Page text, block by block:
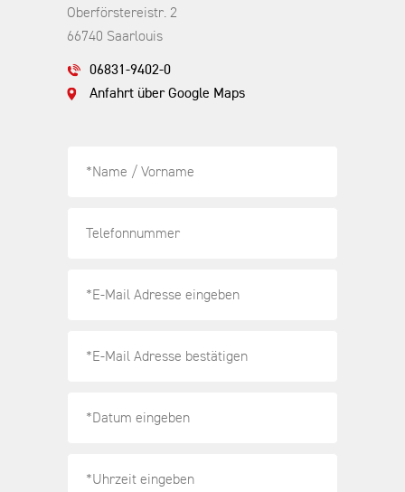
Oberförstereistr. 2
66740 Saarlouis
06831-9402-0
Anfahrt über Google Maps